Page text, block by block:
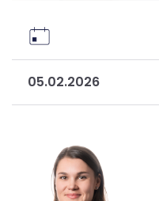
05.02.2026